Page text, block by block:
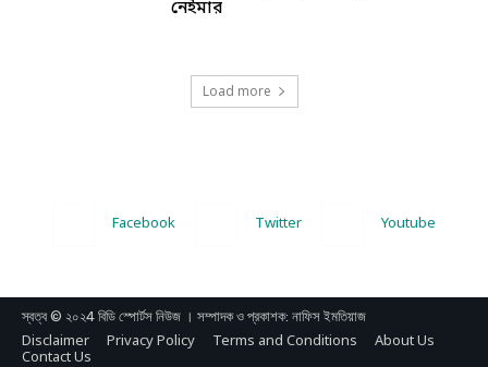
নেইমার
Load more
Facebook Twitter Youtube
স্বত্ব © ২০২4 বিডি স্পোর্টস নিউজ । সম্পাদক ও প্রকাশক: নাফিস ইমতিয়াজ
Disclaimer Privacy Policy Terms and Conditions
About Us
Contact Us